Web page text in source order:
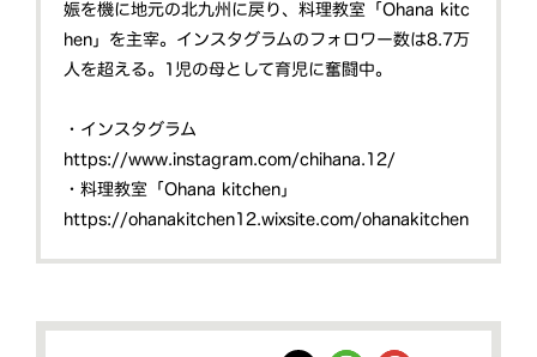
娠を機に地元の北九州に戻り、料理教室「Ohana kitc
hen」を主宰。インスタグラムのフォロワー数は8.7万
人を超える。1児の母として育児に奮闘中。
・インスタグラム
https://www.instagram.com/chihana.12/
・料理教室「Ohana kitchen」
https://ohanakitchen12.wixsite.com/ohanakitchen